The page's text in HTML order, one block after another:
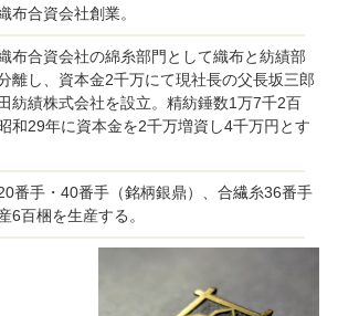
布合資会社創業。
布合資会社の綿糸部門として織布と紡績部
離し、資本金2千万にて現社長の父長坂三郎
紡績株式会社を設立。精紡錘数1万7千2百
和29年に資本金を2千万増資し4千万円とす
番手・40番手（銘柄銀鼎）、合繊糸36番手
6百梱を生産する。